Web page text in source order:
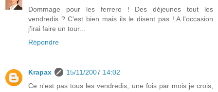
Dommage pour les ferrero ! Des déjeunes tout les
vendredis ? C'est bien mais ils le disent pas ! A l'occasion
j'irai faire un tour...
Répondre
Krapax
15/11/2007 14:02
Ce n'est pas tous les vendredis, une fois par mois je crois,